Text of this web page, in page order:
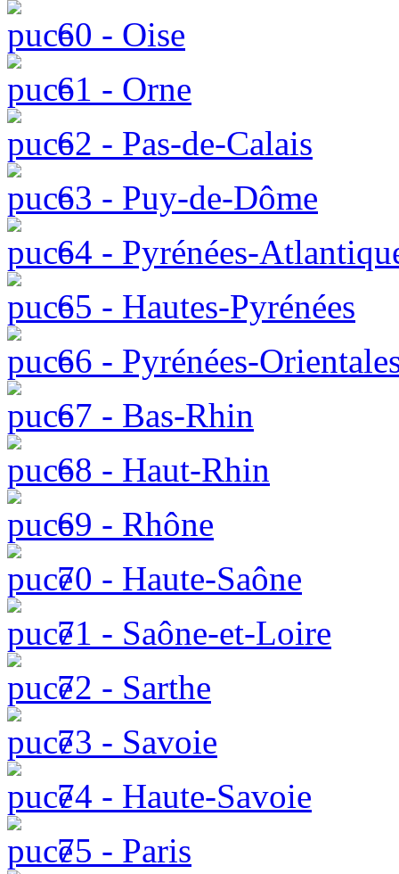
60 - Oise
61 - Orne
62 - Pas-de-Calais
63 - Puy-de-Dôme
64 - Pyrénées-
65 - Hautes-Pyrénées
66 - Pyrénées-
67 - Bas-Rhin
68 - Haut-Rhin
69 - Rhône
70 - Haute-Saône
71 - Saône-et-Loire
72 - Sarthe
73 - Savoie
74 - Haute-Savoie
75 - Paris